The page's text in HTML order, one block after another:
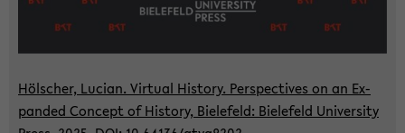
Höl­scher, Lu­ci­an. Vir­tu­al His­to­ry. Per­spec­ti­ves on an Ex­
pan­ded Con­cept of His­to­ry, Bie­le­feld: Bie­le­feld Uni­ver­si­ty